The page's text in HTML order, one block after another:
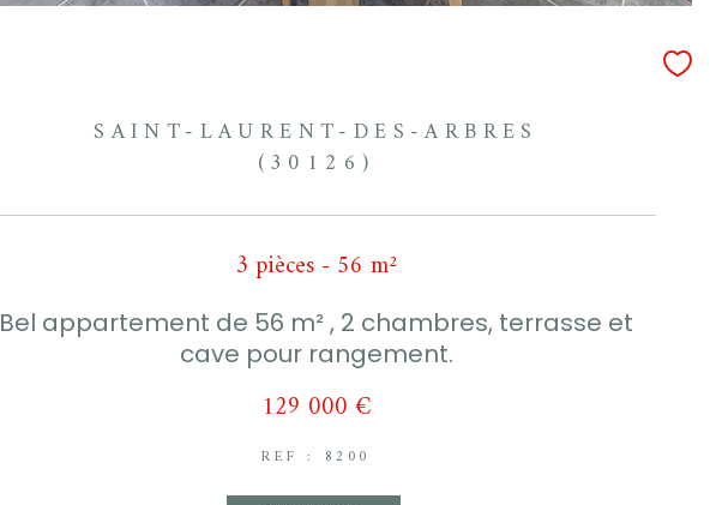
SAINT-LAURENT-DES-ARBRES
(30126)
3 pièces - 56 m²
Bel appartement de 56 m² , 2 chambres, terrasse et
cave pour rangement.
129 000 €
REF : 8200